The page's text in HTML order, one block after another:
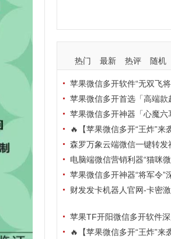
热门 最新 热评 随机
苹果微信多开软件“无双飞
测：TF正式码+7天退换，拍
码商城正品保障
苹果微信多开首选「高端款
TF正式码+斗战神8073包，7
准拍拍卡激活码商城
苹果微信多开神器「心魔六
战神8073包+7天退换，认准
活码商城
🔥【苹果微信多开“王炸”来
端地狱火」—— TF正式码+斗
3包，7天退换，安全防封，多
手可及！
森罗万象云端微信一键转发
家源码·安全防封·月卡季卡半
授权，7天无理由退换！
电脑端微信营销利器“猫咪
手”深度评测：7大模块功能全
卡种授权灵活选
苹果微信多开神器“将军令”
析：8073版本包+TF外侧码
财发发卡机器人官网-卡密
换苹果TF开阳微信多开软件深
凡尔赛8069包功能全解析，
🔥【苹果微信多开“王炸”来